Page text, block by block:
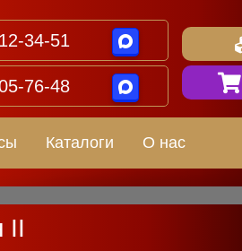
34-51
76-48
Каталоги О нас
II